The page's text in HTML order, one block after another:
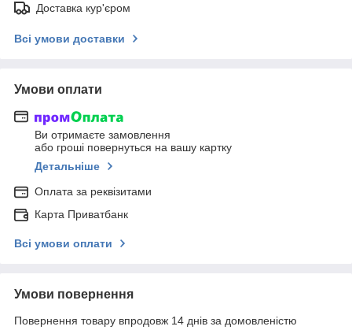
Доставка кур'єром
Всі умови доставки
Умови оплати
Ви отримаєте замовлення
або гроші повернуться на вашу картку
Детальніше
Оплата за реквізитами
Карта Приватбанк
Всі умови оплати
Умови повернення
Повернення товару впродовж 14 днів за домовленістю